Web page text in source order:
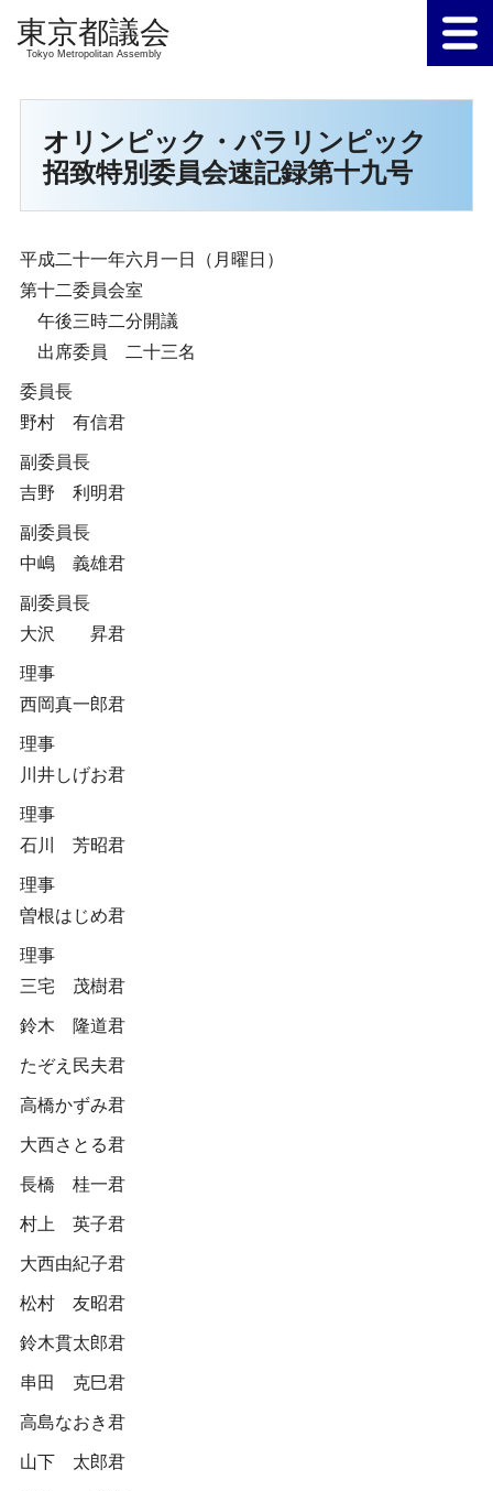
Tokyo Metropolitan Assembly
オリンピック・パラリンピック
招致特別委員会速記録第十九号
平成二十一年六月一日（月曜日）
第十二委員会室
午後三時二分開議
出席委員 二十三名
委員長
野村 有信君
副委員長
吉野 利明君
副委員長
中嶋 義雄君
副委員長
大沢 昇君
理事
西岡真一郎君
理事
川井しげお君
理事
石川 芳昭君
理事
曽根はじめ君
理事
三宅 茂樹君
鈴木 隆道君
たぞえ民夫君
高橋かずみ君
大西さとる君
長橋 桂一君
村上 英子君
大西由紀子君
松村 友昭君
鈴木貫太郎君
串田 克巳君
高島なおき君
山下 太郎君